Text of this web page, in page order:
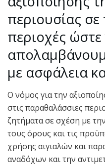
περιουσίας
περιοχές
με ασφάλεια
Ο νόμος για την
στις παραθαλάσσιες
ζητήματα σε σχέση με
τους όρους και τις
χρήσης αιγιαλών και
αναδόχων και την